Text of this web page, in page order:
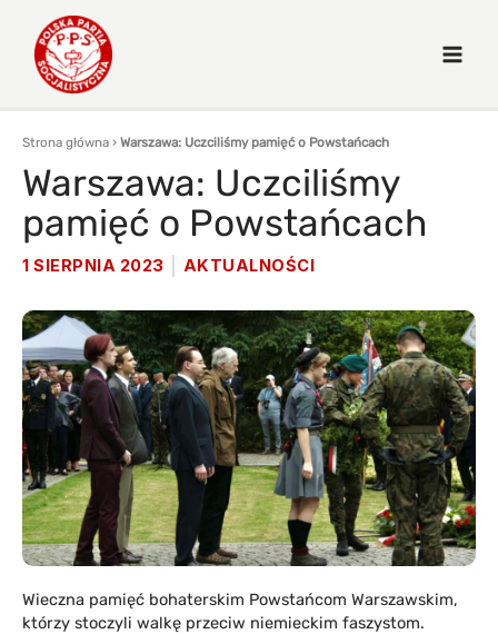
Strona główna › Warszawa: Uczciliśmy pamięć o Powstańcach
Warszawa: Uczciliśmy
pamięć o Powstańcach
1 SIERPNIA 2023 AKTUALNOŚCI
Wieczna pamięć bohaterskim Powstańcom Warszawskim,
którzy stoczyli walkę przeciw niemieckim faszystom.